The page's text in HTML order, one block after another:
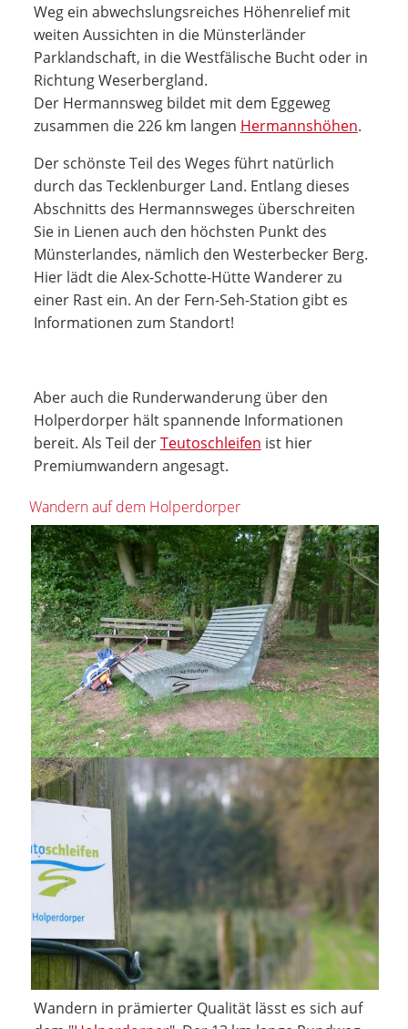
Weg ein abwechslungsreiches Höhenrelief mit
weiten Aussichten in die Münsterländer
Parklandschaft, in die Westfälische Bucht oder in
Richtung Weserbergland.
Der Hermannsweg bildet mit dem Eggeweg
zusammen die 226 km langen Hermannshöhen.
Der schönste Teil des Weges führt natürlich
durch das Tecklenburger Land. Entlang dieses
Abschnitts des Hermannsweges überschreiten
Sie in Lienen auch den höchsten Punkt des
Münsterlandes, nämlich den Westerbecker Berg.
Hier lädt die Alex-Schotte-Hütte Wanderer zu
einer Rast ein. An der Fern-Seh-Station gibt es
Informationen zum Standort!
Aber auch die Runderwanderung über den
Holperdorper hält spannende Informationen
bereit. Als Teil derTeutoschleifen ist hier
Premiumwandern angesagt.
Wandern auf dem Holperdorper
Wandern in prämierter Qualität lässt es sich auf